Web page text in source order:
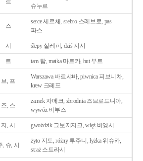
르
슈누르
스
serce 세르체, srebro 스레브로, pas
파스
시 ślepy 실레피, dziś 지시
트 tam 탐, matka 마트카, but 부트
브, 프
Warszawa 바르샤바, piwnica 피브니차,
krew 크레프
즈, 스
zamek 자메크, zbrodnia 즈브로드니아,
wywóz 비부스
지, 시 gwoździk 그보지지크, więź 비엥시
, 슈, 시
żyto 지토, różny 루주니, łyżka 위슈카,
straż 스트라시